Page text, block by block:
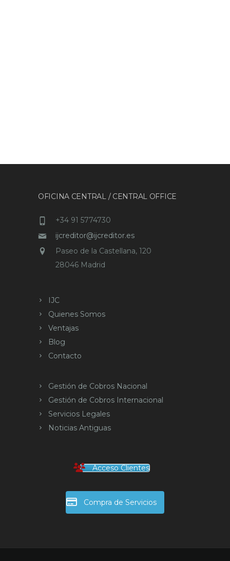
OFICINA CENTRAL / CENTRAL OFFICE
+34 91 5774730
ijcreditor@ijcreditor.es
Paseo de la Castellana, 120
28046 Madrid
IJC
Quienes Somos
Ventajas
Blog
Contacto
Gestión de Cobros Nacional
Gestión de Cobros Internacional
Servicios Legales
Noticias Antiguas
Acceso Clientes
Compra de Servicios